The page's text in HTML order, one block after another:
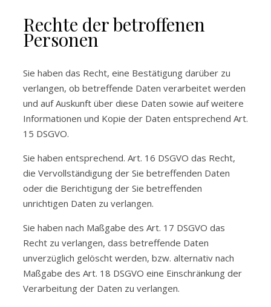
Rechte der betroffenen
Personen
Sie haben das Recht, eine Bestätigung darüber zu
verlangen, ob betreffende Daten verarbeitet werden
und auf Auskunft über diese Daten sowie auf weitere
Informationen und Kopie der Daten entsprechend Art.
15 DSGVO.
Sie haben entsprechend. Art. 16 DSGVO das Recht,
die Vervollständigung der Sie betreffenden Daten
oder die Berichtigung der Sie betreffenden
unrichtigen Daten zu verlangen.
Sie haben nach Maßgabe des Art. 17 DSGVO das
Recht zu verlangen, dass betreffende Daten
unverzüglich gelöscht werden, bzw. alternativ nach
Maßgabe des Art. 18 DSGVO eine Einschränkung der
Verarbeitung der Daten zu verlangen.